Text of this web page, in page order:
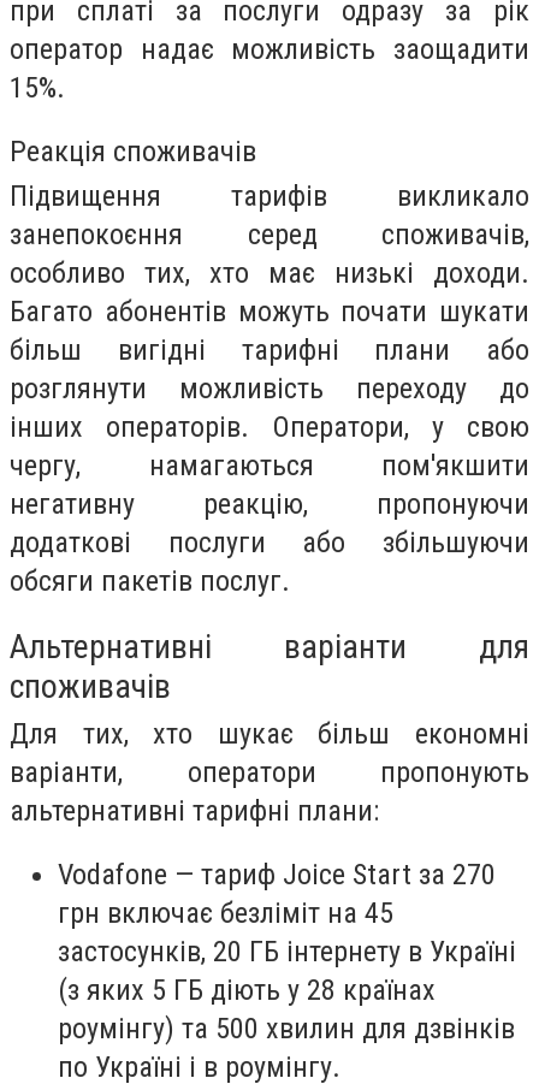
при сплаті за послуги одразу за рік
оператор надає можливість заощадити
15%.
Реакція споживачів
Підвищення тарифів викликало
занепокоєння серед споживачів,
особливо тих, хто має низькі доходи.
Багато абонентів можуть почати шукати
більш вигідні тарифні плани або
розглянути можливість переходу до
інших операторів. Оператори, у свою
чергу, намагаються пом'якшити
негативну реакцію, пропонуючи
додаткові послуги або збільшуючи
обсяги пакетів послуг.
Альтернативні варіанти для
споживачів
Для тих, хто шукає більш економні
варіанти, оператори пропонують
альтернативні тарифні плани:
Vodafone — тариф Joice Start за 270
грн включає безліміт на 45
застосунків, 20 ГБ інтернету в Україні
(з яких 5 ГБ діють у 28 країнах
роумінгу) та 500 хвилин для дзвінків
по Україні і в роумінгу.